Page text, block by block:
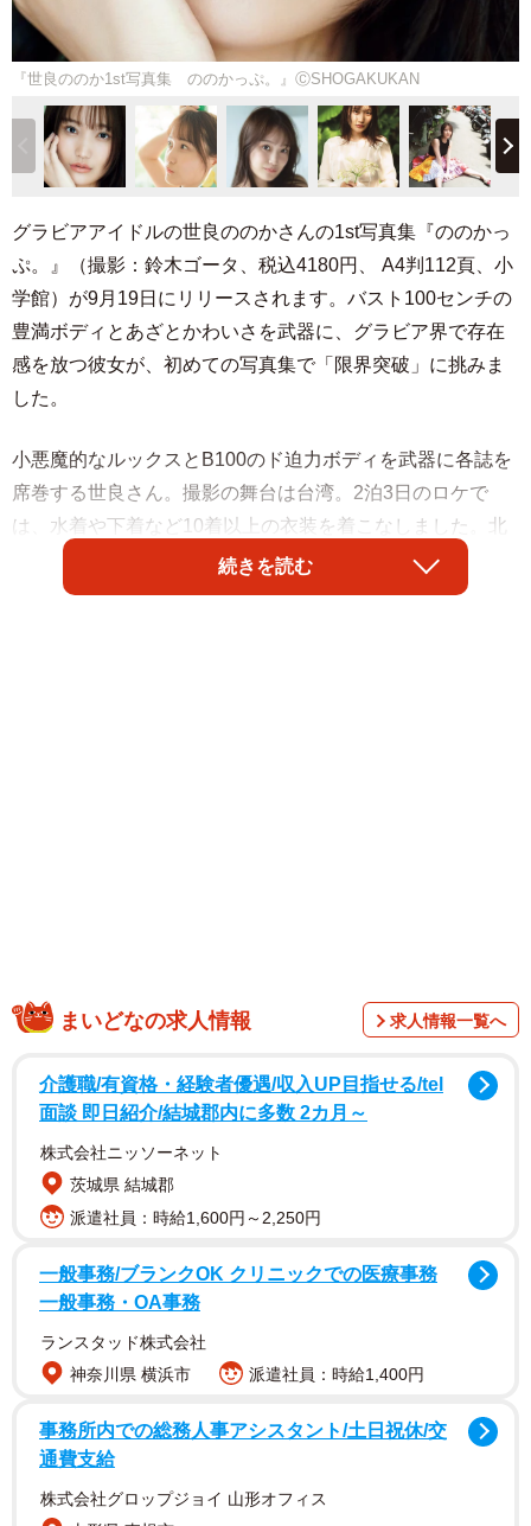
『世良ののか1st写真集 ののかっぷ。』ⒸSHOGAKUKAN
グラビアアイドルの世良ののかさんの1st写真集『ののかっ
ぷ。』（撮影：鈴木ゴータ、税込4180円、 A4判112頁、小
学館）が9月19日にリリースされます。バスト100センチの
豊満ボディとあざとかわいさを武器に、グラビア界で存在
感を放つ彼女が、初めての写真集で「限界突破」に挑みま
した。
小悪魔的なルックスとB100のド迫力ボディを武器に各誌を
席巻する世良さん。撮影の舞台は台湾。2泊3日のロケで
は、水着や下着など10着以上の衣装を着こなしました。北
東部の港からはヨットで出航し、ニット地のブルーの水着
を脱ぎとる大胆な行動に。夕景が美しい北部のビーチで
せてくれました。
せるなんて夢にも思わなかったです。正直まだ実感が湧い
ていないです。この写真集の撮影は、生まれてきて1番楽し
い時間でした。本当に楽しくて、ほんの少し自分がキラキ
続きを読む
まいどなの求人情報 求人情報一覧へ
介護職/有資格・経験者優遇/収入UP目指せる/tel
面談 即日紹介/結城郡内に多数 2カ月～
株式会社ニッソーネット
茨城県 結城郡
派遣社員：時給1,600円～2,250円
一般事務/ブランクOK クリニックでの医療事務
一般事務・OA事務
ランスタッド株式会社
神奈川県 横浜市
派遣社員：時給1,400円
事務所内での総務人事アシスタント/土日祝休/交
通費支給
株式会社グロップジョイ 山形オフィス